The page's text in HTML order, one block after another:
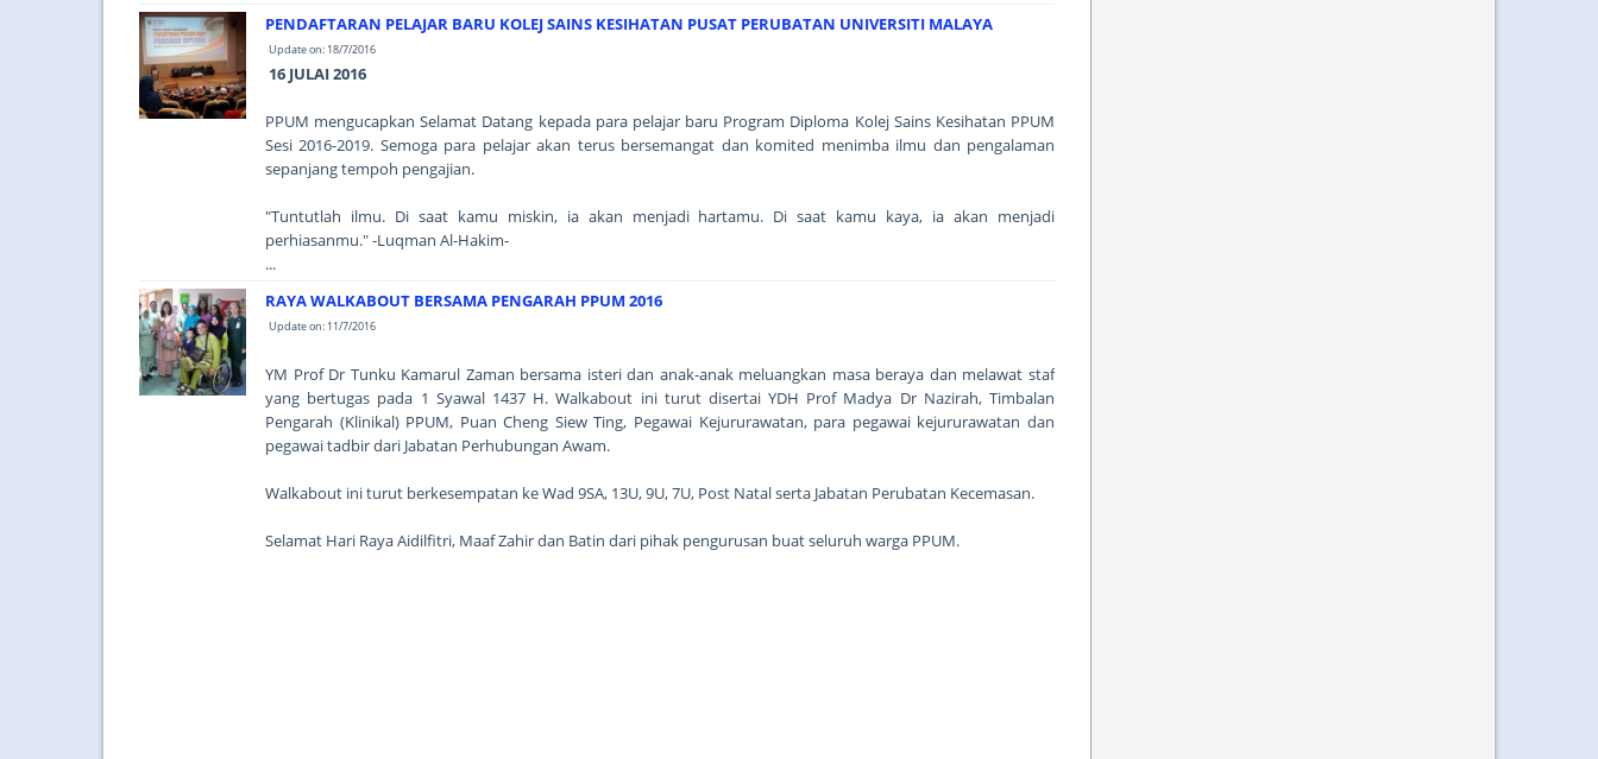
PENDAFTARAN PELAJAR BARU KOLEJ SAINS KESIHATAN PUSAT PERUBATAN UNIVERSITI MALAYA
Update on: 18/7/2016
16 JULAI 2016
PPUM mengucapkan Selamat Datang kepada para pelajar baru Program Diploma Kolej Sains Kesihatan PPUM
Sesi 2016-2019. Semoga para pelajar akan terus bersemangat dan komited menimba ilmu dan pengalaman
sepanjang tempoh pengajian.
"Tuntutlah ilmu. Di saat kamu miskin, ia akan menjadi hartamu. Di saat kamu kaya, ia akan menjadi
perhiasanmu." -Luqman Al-Hakim-
...
RAYA WALKABOUT BERSAMA PENGARAH PPUM 2016
Update on: 11/7/2016
YM Prof Dr Tunku Kamarul Zaman bersama isteri dan anak-anak meluangkan masa beraya dan melawat staf
yang bertugas pada 1 Syawal 1437 H. Walkabout ini turut disertai YDH Prof Madya Dr Nazirah, Timbalan
Pengarah (Klinikal) PPUM, Puan Cheng Siew Ting, Pegawai Kejururawatan, para pegawai kejururawatan dan
pegawai tadbir dari Jabatan Perhubungan Awam.
Walkabout ini turut berkesempatan ke Wad 9SA, 13U, 9U, 7U, Post Natal serta Jabatan Perubatan Kecemasan.
Selamat Hari Raya Aidilfitri, Maaf Zahir dan Batin dari pihak pengurusan buat seluruh warga PPUM.